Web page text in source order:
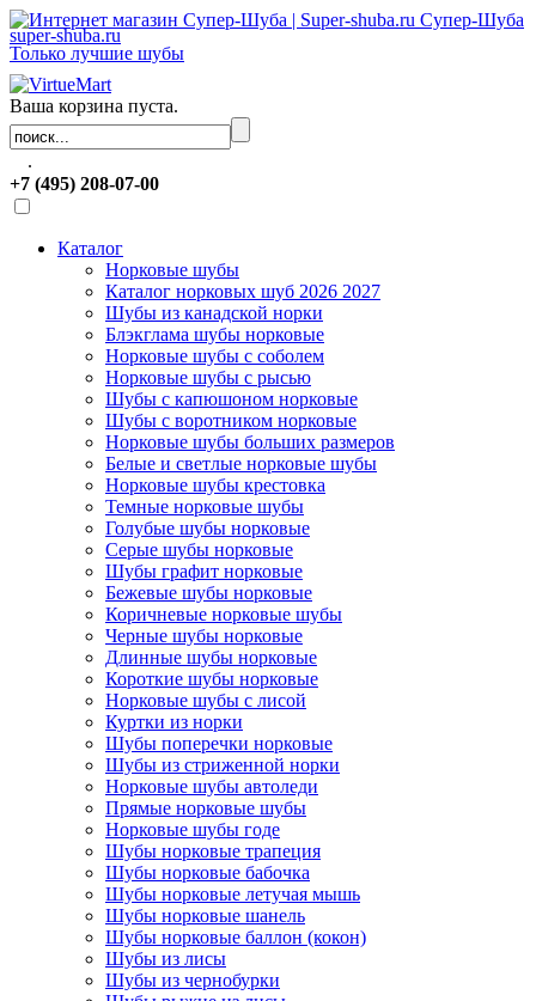
Супер-Шуба
super-shuba.ru
Только лучшие шубы
Ваша корзина пуста.
.
+7 (495) 208-07-00
Каталог
Норковые шубы
Каталог норковых шуб 2026 2027
Шубы из канадской норки
Блэкглама шубы норковые
Норковые шубы с соболем
Норковые шубы с рысью
Шубы с капюшоном норковые
Шубы с воротником норковые
Норковые шубы больших размеров
Белые и светлые норковые шубы
Норковые шубы крестовка
Темные норковые шубы
Голубые шубы норковые
Серые шубы норковые
Шубы графит норковые
Бежевые шубы норковые
Коричневые норковые шубы
Черные шубы норковые
Длинные шубы норковые
Короткие шубы норковые
Норковые шубы с лисой
Куртки из норки
Шубы поперечки норковые
Шубы из стриженной норки
Норковые шубы автоледи
Прямые норковые шубы
Норковые шубы годе
Шубы норковые трапеция
Шубы норковые бабочка
Шубы норковые летучая мышь
Шубы норковые шанель
Шубы норковые баллон (кокон)
Шубы из лисы
Шубы из чернобурки